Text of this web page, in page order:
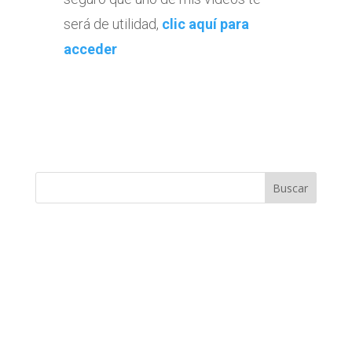
será de utilidad, clic aquí para
acceder
Buscar